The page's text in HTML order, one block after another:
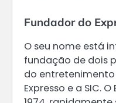
Fundador do
O seu nome está
fundação de dois
do entretenimento
Expresso e a SIC.